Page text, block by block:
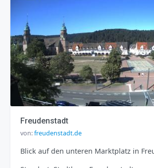
Freudenstadt
von:freudenstadt.de
Blick auf den unteren Marktplatz in